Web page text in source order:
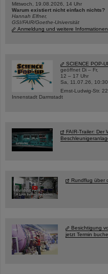
Mittwoch, 19.08.2026, 14 Uhr
Warum existiert nicht einfach nichts?
Hannah Elfner,
GSI/FAIR/Goethe-Universität
Anmeldung und weitere Informationen
SCIENCE POP-
geöffnet Di – Fr,
12 – 17 Uhr
Sa, 11.07.26,
Ernst-Ludwig-Str. 22
Innenstadt Darmstadt
FAIR-Trailer: Der
Rundflug über
Besichtigung
jetzt Termin